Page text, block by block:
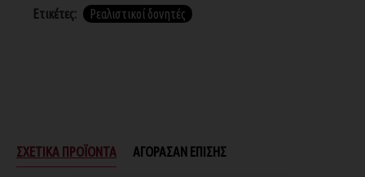
Ετικέτες: Ρεαλιστικοί δονητές
ΣΧΕΤΙΚΆ ΠΡΟΪΌΝΤΑ ΑΓΌΡΑΣΑΝ ΕΠΊΣΗΣ